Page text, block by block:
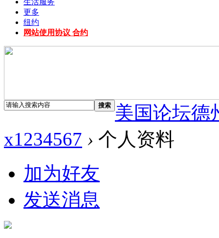
更多
纽约
网站使用协议 合约
搜索
美国论坛德
x1234567 › 个人资料
加为好友
发送消息